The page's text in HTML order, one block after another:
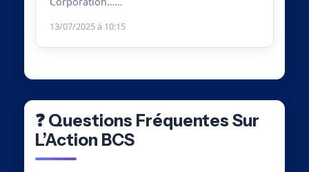
13/07/2025 à 10:15
❓ Questions Fréquentes Sur
L’Action BCS